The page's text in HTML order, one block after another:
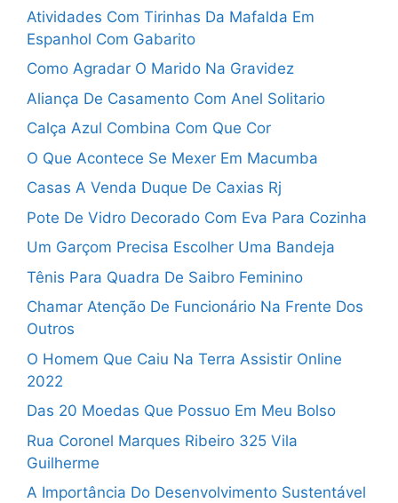
Atividades Com Tirinhas Da Mafalda Em
Espanhol Com Gabarito
Como Agradar O Marido Na Gravidez
Aliança De Casamento Com Anel Solitario
Calça Azul Combina Com Que Cor
O Que Acontece Se Mexer Em Macumba
Casas A Venda Duque De Caxias Rj
Pote De Vidro Decorado Com Eva Para Cozinha
Um Garçom Precisa Escolher Uma Bandeja
Tênis Para Quadra De Saibro Feminino
Chamar Atenção De Funcionário Na Frente Dos
Outros
O Homem Que Caiu Na Terra Assistir Online
2022
Das 20 Moedas Que Possuo Em Meu Bolso
Rua Coronel Marques Ribeiro 325 Vila
Guilherme
A Importância Do Desenvolvimento Sustentável